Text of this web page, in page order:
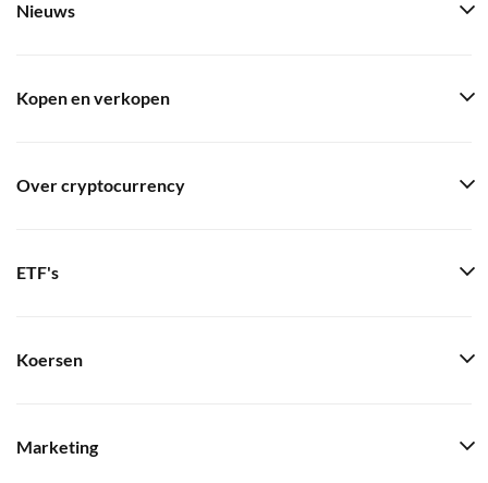
Nieuws
Kopen en verkopen
Over cryptocurrency
ETF's
Koersen
Marketing